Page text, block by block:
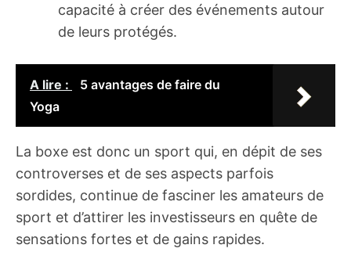
capacité à créer des événements autour
de leurs protégés.
A lire :
5 avantages de faire du
Yoga
La boxe est donc un sport qui, en dépit de ses
controverses et de ses aspects parfois
sordides, continue de fasciner les amateurs de
sport et d’attirer les investisseurs en quête de
sensations fortes et de gains rapides.